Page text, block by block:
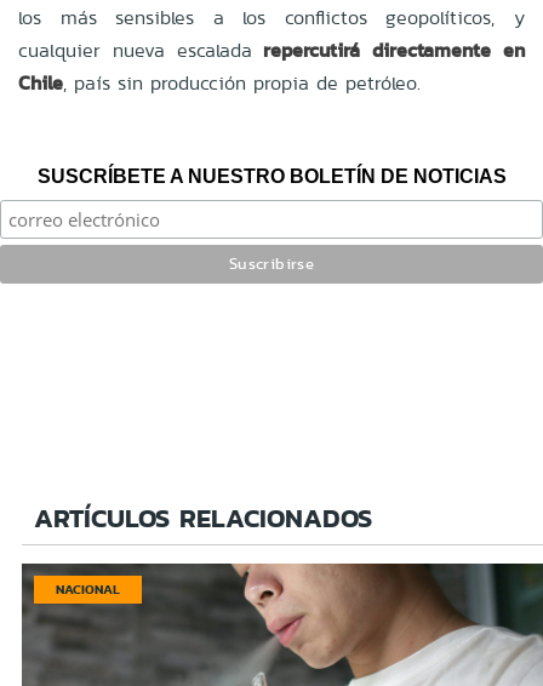
los más sensibles a los conflictos geopolíticos, y
cualquier nueva escalada repercutirá directamente en
Chile, país sin producción propia de petróleo.
SUSCRÍBETE A NUESTRO BOLETÍN DE NOTICIAS
ARTÍCULOS RELACIONADOS
NACIONAL